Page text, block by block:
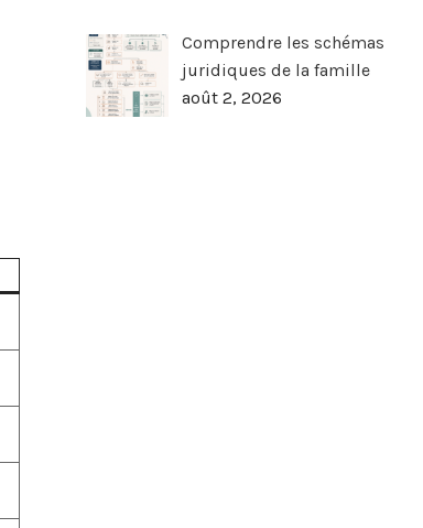
Comprendre les schémas
juridiques de la famille
août 2, 2026